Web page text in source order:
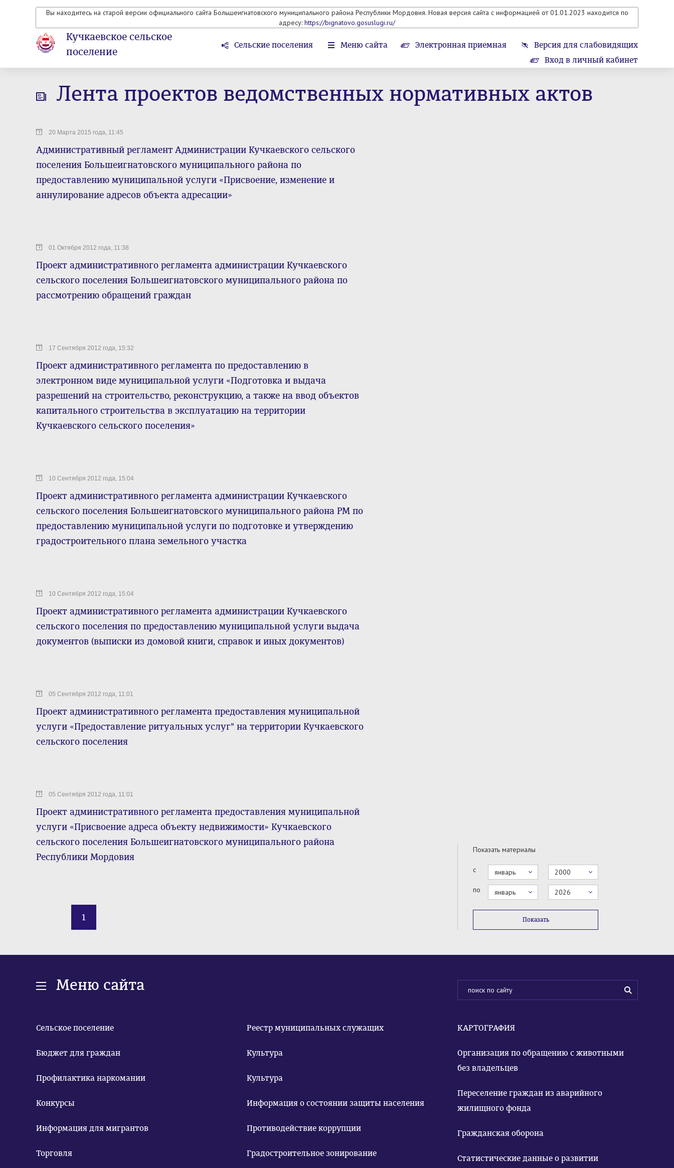
Вы находитесь на старой версии официального сайта Большеигнатовского муниципального района Республики Мордовия. Новая версия сайта с информацией от 01.01.2023 находится по
адресу: https://bignatovo.gosuslugi.ru/
Кучкаевское сельское
поселение
Сельские поселения Меню сайта Электронная приемная
Версия для слабовидящих
Вход в личный кабинет
Лента проектов ведомственных нормативных актов
20 Марта 2015 года, 11:45
Административный регламент Администрации Кучкаевского сельского
поселения Большеигнатовского муниципального района по
предоставлению муниципальной услуги «Присвоение, изменение и
аннулирование адресов объекта адресации»
01 Октября 2012 года, 11:38
Проект административного регламента администрации Кучкаевского
сельского поселения Большеигнатовского муниципального района по
рассмотрению обращений граждан
17 Сентября 2012 года, 15:32
Проект административного регламента по предоставлению в
электронном виде муниципальной услуги «Подготовка и выдача
разрешений на строительство, реконструкцию, а также на ввод объектов
капитального строительства в эксплуатацию на территории
Кучкаевского сельского поселения»
10 Сентября 2012 года, 15:04
Проект административного регламента администрации Кучкаевского
сельского поселения Большеигнатовского муниципального района РМ по
предоставлению муниципальной услуги по подготовке и утверждению
градостроительного плана земельного участка
10 Сентября 2012 года, 15:04
Проект административного регламента администрации Кучкаевского
сельского поселения по предоставлению муниципальной услуги выдача
документов (выписки из домовой книги, справок и иных документов)
05 Сентября 2012 года, 11:01
Проект административного регламента предоставления муниципальной
услуги «Предоставление ритуальных услуг" на территории Кучкаевского
сельского поселения
05 Сентября 2012 года, 11:01
Проект административного регламента предоставления муниципальной
услуги «Присвоение адреса объекту недвижимости» Кучкаевского
сельского поселения Большеигнатовского муниципального района
Республики Мордовия
1
Показать материалы
с январь
2000
по
январь 2026
Показать
Меню сайта
Сельское поселение
Бюджет для граждан
Профилактика наркомании
Конкурсы
Информация для мигрантов
Торговля
Реестр муниципальных служащих
Культура
Культура
Информация о состоянии защиты населения
Противодействие коррупции
Градостроительное зонирование
КАРТОГРАФИЯ
Организация по обращению с животными
без владельцев
Переселение граждан из аварийного
жилищного фонда
Гражданская оборона
Статистические данные о развитии